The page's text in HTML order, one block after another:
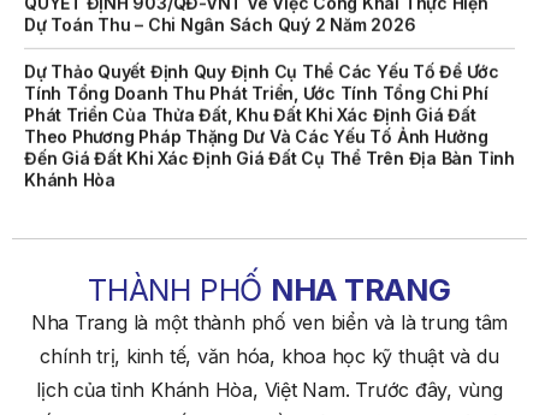
Dự Thảo Quyết Định Quy Định Cụ Thể Các Yếu Tố Để Ước
Tính Tổng Doanh Thu Phát Triển, Ước Tính Tổng Chi Phí
Phát Triển Của Thửa Đất, Khu Đất Khi Xác Định Giá Đất
Theo Phương Pháp Thặng Dư Và Các Yếu Tố Ảnh Hưởng
Đến Giá Đất Khi Xác Định Giá Đất Cụ Thể Trên Địa Bàn Tỉnh
Khánh Hòa
Biển Số KH-0834
THÔNG BÁO Số 706/TB-VNT: Kết Quả Lựa Chọn Đơn Vị Tổ
Chức Đấu Giá Tài Sản Đối Với Ca Nô 200CV VNT 02 Biển
Số KH-0387
THÔNG BÁO Số 659/TB-VNT Năm 2026 V/v Đính Chính
Thông Báo Số 641/TB-VNT Ngày 18/05/2026 Của Ban
THÀNH PHỐ NHA TRANG
Nha Trang là một thành phố ven biển và là trung tâm
chính trị, kinh tế, văn hóa, khoa học kỹ thuật và du
lịch của tỉnh Khánh Hòa, Việt Nam. Trước đây, vùng